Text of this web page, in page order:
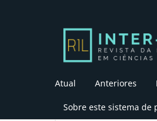
Atual Anteriores
Sobre este sistema de